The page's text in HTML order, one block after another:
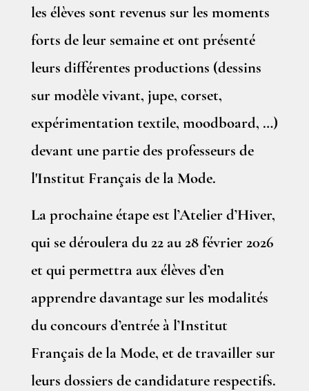
les élèves sont revenus sur les moments
forts de leur semaine et ont présenté
leurs différentes productions (dessins
sur modèle vivant, jupe, corset,
expérimentation textile, moodboard, …)
devant une partie des professeurs de
l'Institut Français de la Mode.
La prochaine étape est l’Atelier d’Hiver,
qui se déroulera du 22 au 28 février 2026
et qui permettra aux élèves d’en
apprendre davantage sur les modalités
du concours d’entrée à l’Institut
Français de la Mode, et de travailler sur
leurs dossiers de candidature respectifs.